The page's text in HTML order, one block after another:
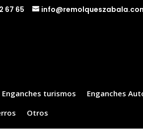
67 65
Enganches turismos Enganches
Otros